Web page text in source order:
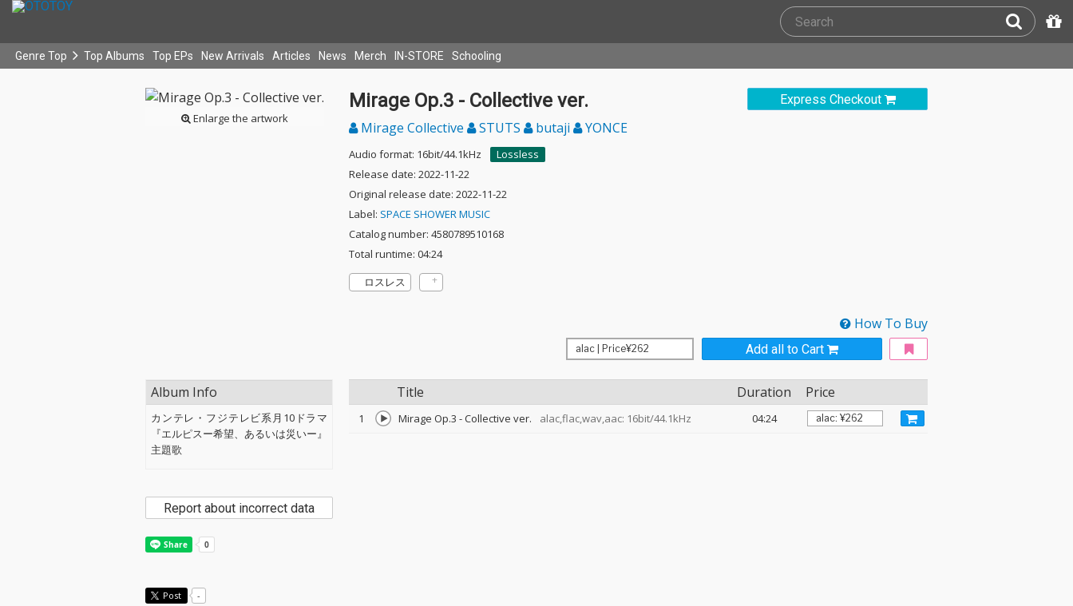
Genre Top Top Albums Top EPs New Arrivals Articles News Merch IN-STORE Schooling
Enlarge the artwork
Express Checkout
Mirage Op.3 - Collective ver.
Mirage Collective STUTS butaji YONCE
Audio format: 16bit/44.1kHz
Lossless
Release date: 2022-11-22
Original release date: 2022-11-22
Label: SPACE SHOWER MUSIC
Catalog number: 4580789510168
Total runtime: 04:24
ロスレス
How To Buy
Add all to Cart
Title Duration Price
1 Mirage Op.3 - Collective ver. alac,flac,wav,aac: 16bit/44.1kHz 04:24
Album Info
カンテレ・フジテレビ系月10ドラマ
『エルピスー希望、あるいは災いー』
主題歌
Report about incorrect data
Post -